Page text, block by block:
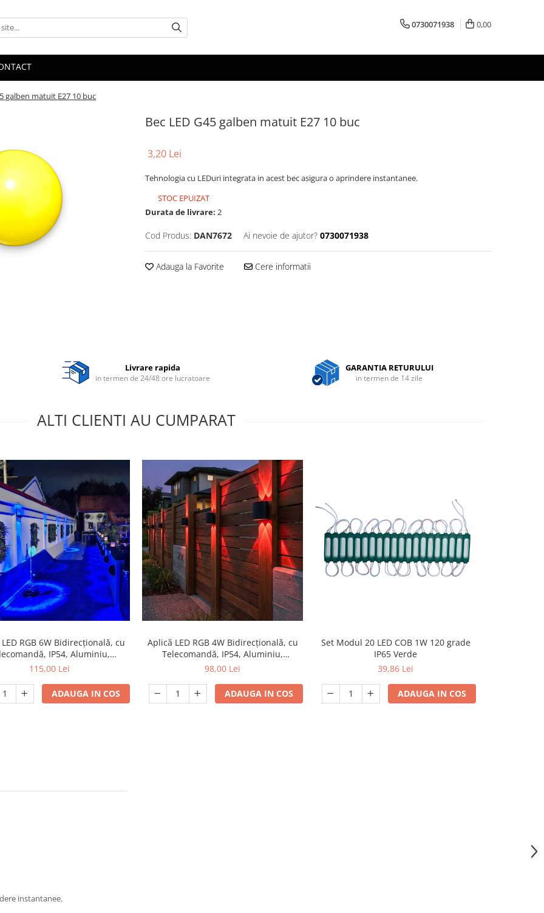
0730071938 0,00
galben matuit E27 10 buc
Bec LED G45 galben matuit E27 10 buc
3,20 Lei
Tehnologia cu LEDuri integrata in acest bec asigura o aprindere instantanee.
STOC EPUIZAT
Durata de livrare: 2
Cod Produs: DAN7672 Ai nevoie de ajutor? 0730071938
Adauga la Favorite Cere informatii
Livrare rapida
in termen de 24/48 ore lucratoare
GARANTIA RETURULUI
in termen de 14 zile
ALTI CLIENTI AU CUMPARAT
RGB 6W Bidirecțională, cu
IP54, Aluminiu,
Interior, Negru, engros
115,00 Lei
ADAUGA IN COS
Aplică LED RGB 4W Bidirecțională, cu
Telecomandă, IP54, Aluminiu,
Exterior/Interior, Negru, engros
98,00 Lei
ADAUGA IN COS
Set Modul 20 LED COB 1W 120 grade
IP65 Verde
39,86 Lei
ADAUGA IN COS
instantanee.